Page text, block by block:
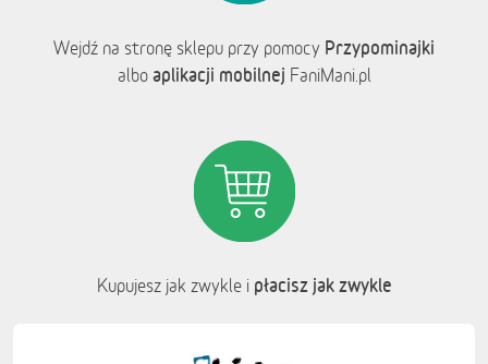
Wejdź na stronę sklepu przy pomocy Przypominajki
albo aplikacji mobilnej FaniMani.pl
Kupujesz jak zwykle i płacisz jak zwykle